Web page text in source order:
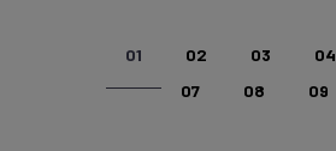
01 02 03 04
07
08 09